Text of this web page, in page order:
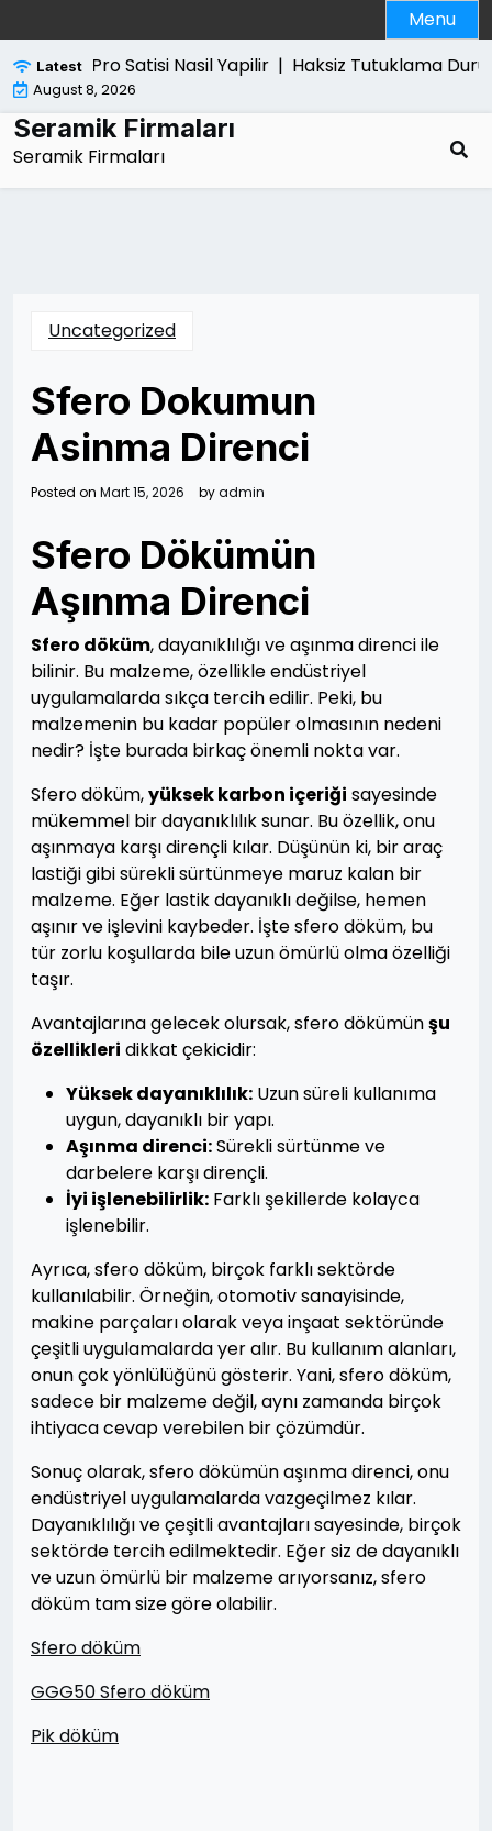
to
content
Menu
Latest
Ps5 Pro Satisi Nasil Yapilir |Haksiz Tutuklama
August 8, 2026
Seramik Firmaları
Seramik Firmaları
Uncategorized
Sfero Dokumun
Asinma Direnci
Posted on Mart 15, 2026 byadmin
Sfero Dökümün
Aşınma Direnci
Sfero döküm, dayanıklılığı ve aşınma direnci ile
bilinir. Bu malzeme, özellikle endüstriyel
uygulamalarda sıkça tercih edilir. Peki, bu
malzemenin bu kadar popüler olmasının nedeni
nedir? İşte burada birkaç önemli nokta var.
Sfero döküm,yüksek karbon içeriği sayesinde
mükemmel bir dayanıklılık sunar. Bu özellik, onu
aşınmaya karşı dirençli kılar. Düşünün ki, bir araç
lastiği gibi sürekli sürtünmeye maruz kalan bir
malzeme. Eğer lastik dayanıklı değilse, hemen
aşınır ve işlevini kaybeder. İşte sfero döküm, bu
tür zorlu koşullarda bile uzun ömürlü olma özelliği
taşır.
Avantajlarına gelecek olursak, sfero dökümünşu
özellikleri dikkat çekicidir:
Yüksek dayanıklılık: Uzun süreli kullanıma
uygun, dayanıklı bir yapı.
Aşınma direnci:Sürekli sürtünme ve
darbelere karşı dirençli.
İyi işlenebilirlik: Farklı şekillerde kolayca
işlenebilir.
Ayrıca, sfero döküm, birçok farklı sektörde
kullanılabilir. Örneğin, otomotiv sanayisinde,
makine parçaları olarak veya inşaat sektöründe
çeşitli uygulamalarda yer alır. Bu kullanım alanları,
onun çok yönlülüğünü gösterir. Yani, sfero döküm,
sadece bir malzeme değil, aynı zamanda birçok
ihtiyaca cevap verebilen bir çözümdür.
Sonuç olarak, sfero dökümün aşınma direnci, onu
endüstriyel uygulamalarda vazgeçilmez kılar.
Dayanıklılığı ve çeşitli avantajları sayesinde, birçok
sektörde tercih edilmektedir. Eğer siz de dayanıklı
ve uzun ömürlü bir malzeme arıyorsanız, sfero
döküm tam size göre olabilir.
Sfero döküm
GGG50 Sfero döküm
Pik döküm